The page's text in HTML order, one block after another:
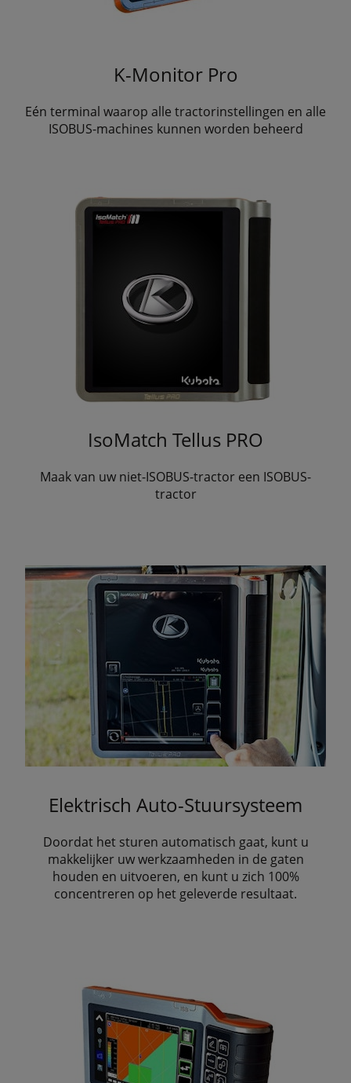
K-Monitor Pro
Eén terminal waarop alle tractorinstellingen en alle
ISOBUS-machines kunnen worden beheerd
IsoMatch Tellus PRO
Maak van uw niet-ISOBUS-tractor een ISOBUS-
tractor
Elektrisch Auto-Stuursysteem
Doordat het sturen automatisch gaat, kunt u
makkelijker uw werkzaamheden in de gaten
houden en uitvoeren, en kunt u zich 100%
concentreren op het geleverde resultaat.